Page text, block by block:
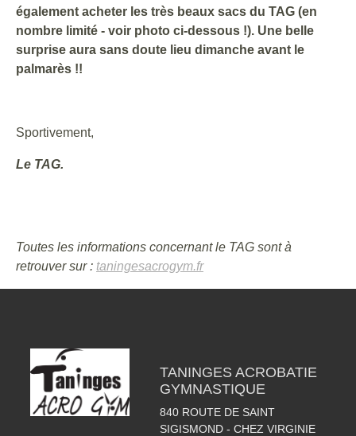
également acheter les très beaux sacs du TAG (en
nombre limité - voir photo ci-dessous !). Une belle
surprise aura sans doute lieu dimanche avant le
palmarès !!
Sportivement,
Le TAG.
Toutes les informations concernant le TAG sont à
retrouver sur : taningesacrogym.fr
TANINGES ACROBATIE
GYMNASTIQUE
840 ROUTE DE SAINT
SIGISMOND - CHEZ VIRGINIE